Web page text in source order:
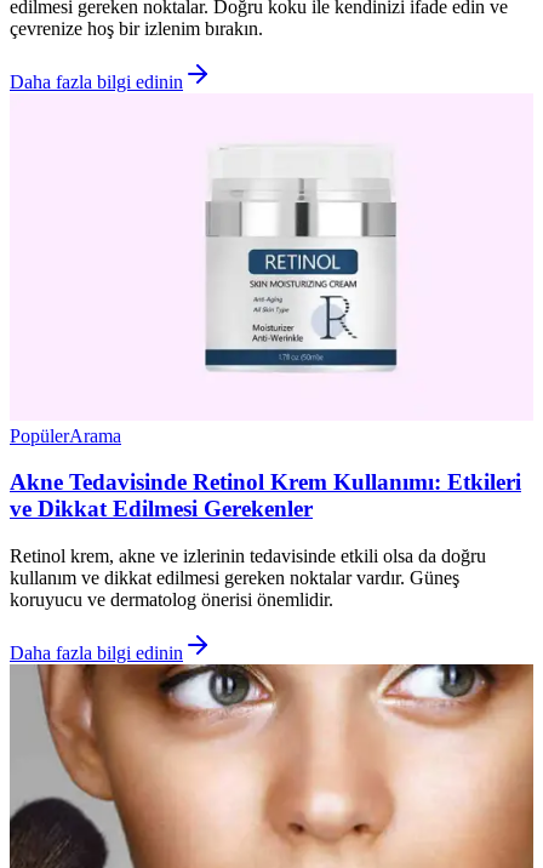
edilmesi gereken noktalar. Doğru koku ile kendinizi ifade edin ve
çevrenize hoş bir izlenim bırakın.
Daha fazla bilgi edinin
PopülerArama
Akne Tedavisinde Retinol Krem Kullanımı: Etkileri
ve Dikkat Edilmesi Gerekenler
Retinol krem, akne ve izlerinin tedavisinde etkili olsa da doğru
kullanım ve dikkat edilmesi gereken noktalar vardır. Güneş
koruyucu ve dermatolog önerisi önemlidir.
Daha fazla bilgi edinin